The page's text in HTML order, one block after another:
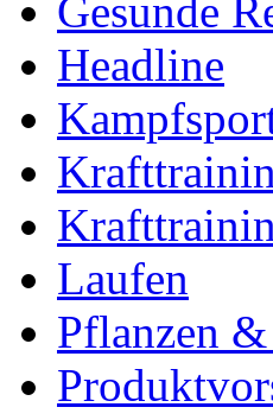
Gesunde
Headline
Laufen
Pflanzen